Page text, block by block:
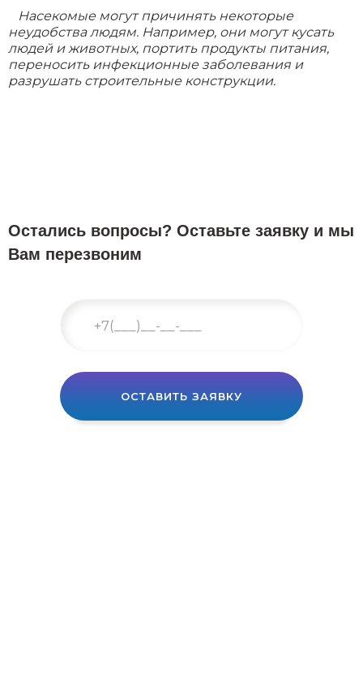
Насекомые могут причинять некоторые
неудобства людям. Например, они могут кусать
людей и животных, портить продукты питания,
переносить инфекционные заболевания и
разрушать строительные конструкции.
Остались вопросы? Оставьте заявку и мы
Вам перезвоним